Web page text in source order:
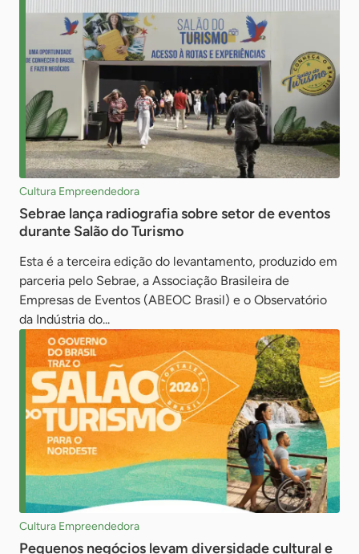
Cultura Empreendedora
Sebrae lança radiografia sobre setor de eventos
durante Salão do Turismo
Esta é a terceira edição do levantamento, produzido em
parceria pelo Sebrae, a Associação Brasileira de
Empresas de Eventos (ABEOC Brasil) e o Observatório
da Indústria do...
Cultura Empreendedora
Pequenos negócios levam diversidade cultural e